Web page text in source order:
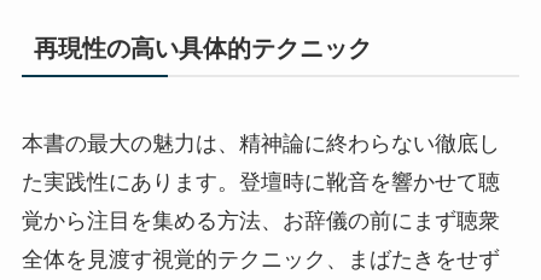
再現性の高い具体的テクニック
本書の最大の魅力は、精神論に終わらない徹底し
た実践性にあります。登壇時に靴音を響かせて聴
覚から注目を集める方法、お辞儀の前にまず聴衆
全体を見渡す視覚的テクニック、まばたきをせず